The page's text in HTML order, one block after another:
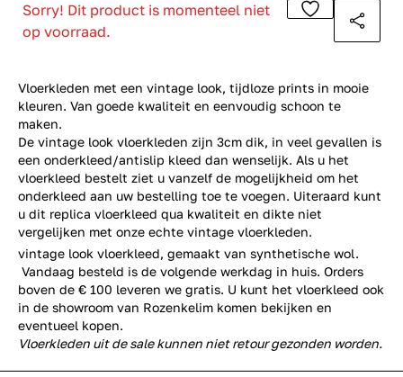
Vloerkleden met een vintage look, tijdloze prints in mooie
kleuren. Van goede kwaliteit en eenvoudig schoon te
maken.
De vintage look vloerkleden zijn 3cm dik, in veel gevallen is
een onderkleed/antislip kleed dan wenselijk. Als u het
vloerkleed bestelt ziet u vanzelf de mogelijkheid om het
onderkleed aan uw bestelling toe te voegen. Uiteraard kunt
u dit replica vloerkleed qua kwaliteit en dikte niet
vergelijken met onze echte vintage vloerkleden.
Sorry! Dit product is momenteel niet
op voorraad.
vintage look vloerkleed, gemaakt van synthetische wol.
Vandaag besteld is de volgende werkdag in huis. Orders
boven de € 100 leveren we gratis. U kunt het vloerkleed ook
in de showroom van Rozenkelim komen bekijken en
eventueel kopen.
Vloerkleden uit de sale kunnen niet retour gezonden worden.